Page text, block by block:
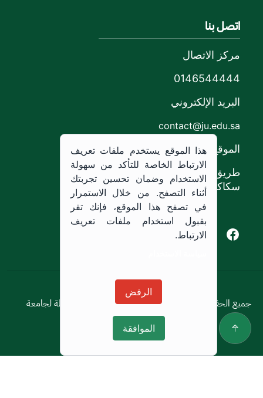
اتصل بنا
مركز الاتصال
0146544444
البريد الإلكتروني
contact@ju.edu.sa
الموقع
طريق الملك خالد،
سكاكا, المملكة العربية السعودية.
Facebook of Jouf University
X of Jouf University
سياسة الاستخدام
جميع الحقوق محفوظة © 2026 جميع الحقوق محفوظة لجامعة
الجوف
هذا الموقع يستخدم ملفات تعريف
الارتباط الخاصة للتأكد من سهولة
الاستخدام وضمان تحسين تجربتك
أثناء التصفح. من خلال الاستمرار
في تصفح هذا الموقع، فإنك تقر
بقبول استخدام ملفات تعريف
الارتباط.
الرفض
الموافقة